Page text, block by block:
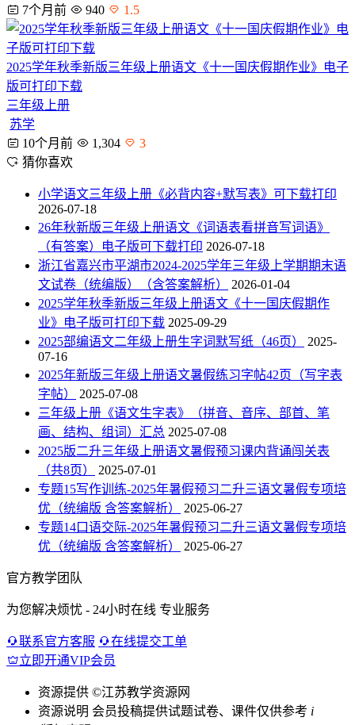
7个月前
940 1.5
2025学年秋季新版三年级上册语文《十一国庆假期作业》电子
版可打印下载
三年级上册
苏学
10个月前
1,304
3
猜你喜欢
小学语文三年级上册《必背内容+默写表》可下载打印
2026-07-18
26年秋新版三年级上册语文《词语表看拼音写词语》
（有答案）电子版可下载打印 2026-07-18
浙江省嘉兴市平湖市2024-2025学年三年级上学期期末语
文试卷（统编版）（含答案解析）
2026-01-04
2025学年秋季新版三年级上册语文《十一国庆假期作
业》电子版可打印下载 2025-09-29
2025部编语文二年级上册生字词默写纸（46页）
2025-
07-16
2025年新版三年级上册语文暑假练习字帖42页（写字表
字帖）
2025-07-08
三年级上册《语文生字表》（拼音、音序、部首、笔
画、结构、组词）汇总 2025-07-08
2025版二升三年级上册语文暑假预习课内背诵闯关表
（共8页）
2025-07-01
专题15写作训练-2025年暑假预习二升三语文暑假专项培
优（统编版 含答案解析）
2025-06-27
专题14口语交际-2025年暑假预习二升三语文暑假专项培
优（统编版 含答案解析）
2025-06-27
官方教学团队
为您解决烦忧 - 24小时在线 专业服务
联系官方客服
在线提交工单
立即开通VIP会员
资源提供 ©江苏教学资源网
资源说明 会员投稿提供试题试卷、课件仅供参考 i